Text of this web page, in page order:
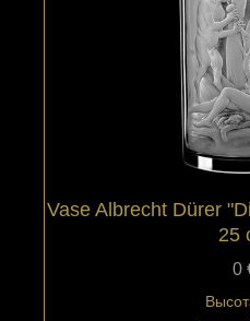
Vase Albrecht Dürer
25
0